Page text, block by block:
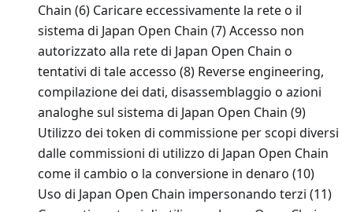
Chain (6) Caricare eccessivamente la rete o il
sistema di Japan Open Chain (7) Accesso non
autorizzato alla rete di Japan Open Chain o
tentativi di tale accesso (8) Reverse engineering,
compilazione dei dati, disassemblaggio o azioni
analoghe sul sistema di Japan Open Chain (9)
Utilizzo dei token di commissione per scopi diversi
dalle commissioni di utilizzo di Japan Open Chain
come il cambio o la conversione in denaro (10)
Uso di Japan Open Chain impersonando terzi (11)